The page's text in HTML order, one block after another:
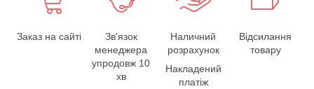
Заказ на сайті
Зв'язок
менеджера
упродовж 10
хв
Наличний
розрахунок
Накладений
платіж
Відсилання
товару